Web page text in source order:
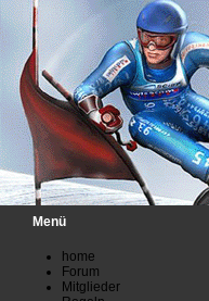
Menü
home
Forum
Mitglieder